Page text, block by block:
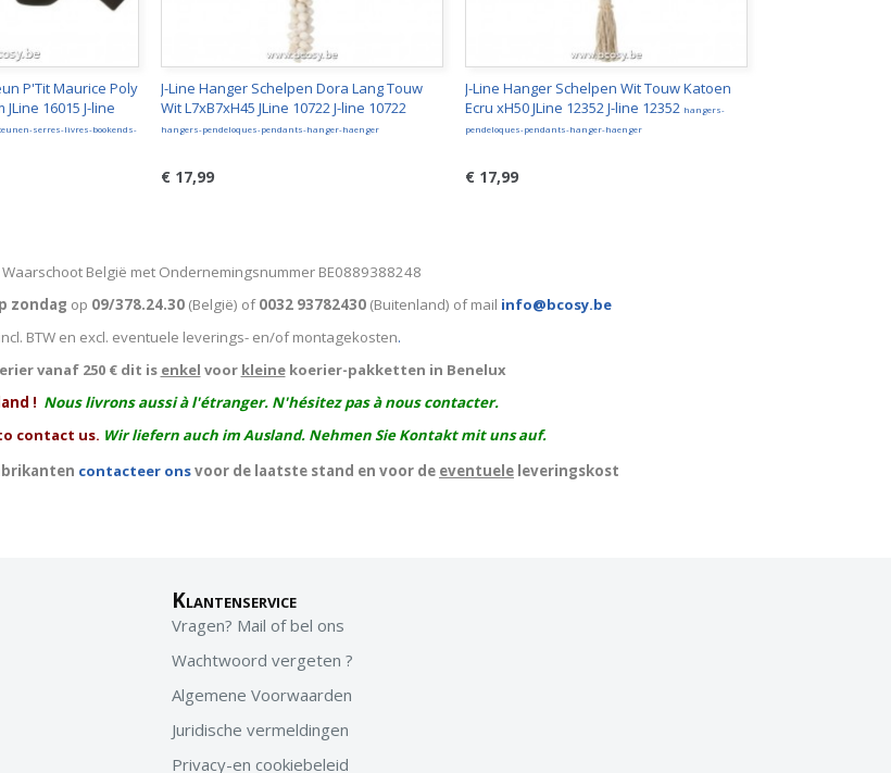
P'Tit Maurice Poly
16015 J-line
serres-livres-bookends-
J-Line Hanger Schelpen Dora Lang Touw
Wit L7xB7xH45 JLine 10722 J-line 10722
hangers-pendeloques-pendants-hanger-haenger
€ 17,99
J-Line Hanger Schelpen Wit Touw Katoen
Ecru xH50 JLine 12352 J-line 12352 hangers-
pendeloques-pendants-hanger-haenger
€ 17,99
Waarschoot België met Ondernemingsnummer BE0889388248
zondag op 09/378.24.30(België) of0032 93782430(Buitenland) of mail info@bcosy.be
BTW en excl. eventuele leverings- en/of montagekosten.
vanaf 250 € dit is enkel voor kleinekoerier-pakketten in Benelux
! Nous livrons aussi à l'étranger. N'hésitez pas à nous contacter.
contact us. Wir liefern auch im Ausland. Nehmen Sie Kontakt mit uns auf.
contacteer onsvoor de laatste stand en voor de eventuele leveringskost
Klantenservice
Vragen? Mail of bel ons
Wachtwoord vergeten ?
Algemene Voorwaarden
Juridische vermeldingen
Privacy-en cookiebeleid